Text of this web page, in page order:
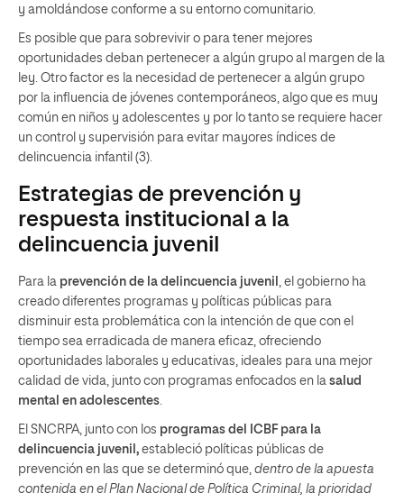
y amoldándose conforme a su entorno comunitario.
Es posible que para sobrevivir o para tener mejores
oportunidades deban pertenecer a algún grupo al margen de la
ley. Otro factor es la necesidad de pertenecer a algún grupo
por la influencia de jóvenes contemporáneos, algo que es muy
común en niños y adolescentes y por lo tanto se requiere hacer
un control y supervisión para evitar mayores índices de
delincuencia infantil (3).
Estrategias de prevención y
respuesta institucional a la
delincuencia juvenil
Para la prevención de la delincuencia juvenil , el gobierno ha
creado diferentes programas y políticas públicas para
disminuir esta problemática con la intención de que con el
tiempo sea erradicada de manera eficaz, ofreciendo
oportunidades laborales y educativas, ideales para una mejor
calidad de vida, junto con programas enfocados en la salud
mental en adolescentes.
El SNCRPA, junto con los programas del ICBF para la
delincuencia juvenil, estableció políticas públicas de
prevención en las que se determinó que, dentro de la apuesta
contenida en el Plan Nacional de Política Criminal, la prioridad